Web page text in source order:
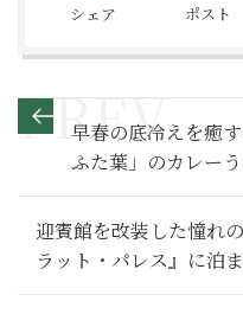
シェア ポスト
早春の底冷えを癒
ふた葉」のカレー
7回】
迎賓館を改装した憧れ
ラット・パレス』に泊
ラット紀行１】